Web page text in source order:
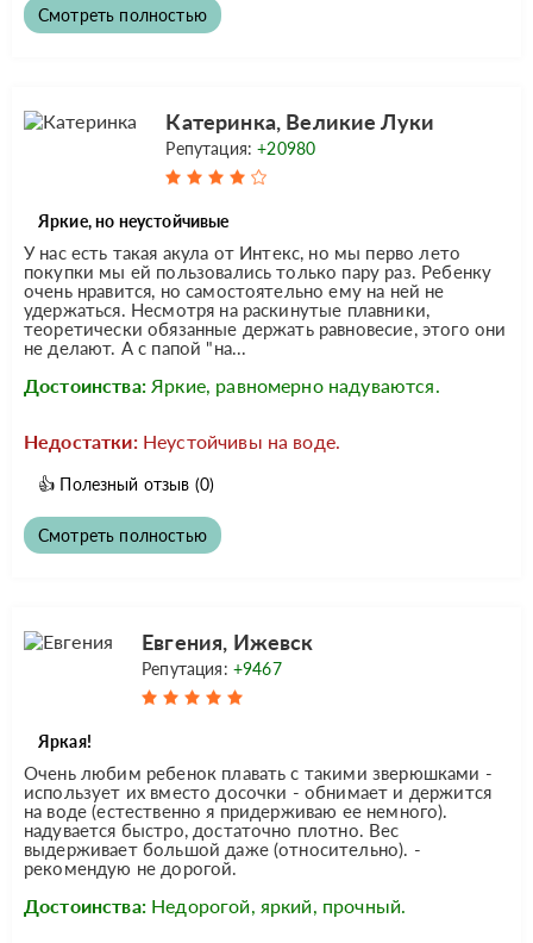
Смотреть полностью
Катеринка, Великие Луки
Репутация:+20980
Яркие, но неустойчивые
У нас есть такая акула от Интекс, но мы перво лето
покупки мы ей пользовались только пару раз. Ребенку
очень нравится, но самостоятельно ему на ней не
удержаться. Несмотря на раскинутые плавники,
теоретически обязанные держать равновесие, этого они
не делают. А с папой "на...
Достоинства: Яркие, равномерно надуваются.
Недостатки: Неустойчивы на воде.
👍 Полезный отзыв (0)
Смотреть полностью
Евгения, Ижевск
Репутация: +9467
Яркая!
Очень любим ребенок плавать с такими зверюшками -
использует их вместо досочки - обнимает и держится
на воде (естественно я придерживаю ее немного).
надувается быстро, достаточно плотно. Вес
выдерживает большой даже (относительно). -
рекомендую не дорогой.
Достоинства: Недорогой, яркий, прочный.